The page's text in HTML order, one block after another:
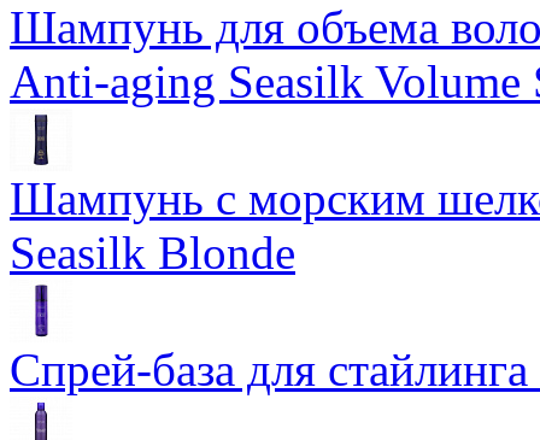
Шампунь для объема
Anti-aging Seasilk Volume
Шампунь с морским
Seasilk Blonde
Спрей-база для